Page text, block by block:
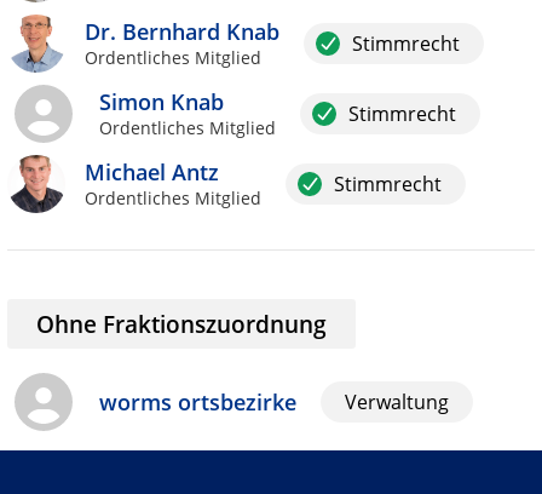
Dr. Bernhard Knab
Ordentliches Mitglied
Stimmrecht
Simon Knab
Ordentliches Mitglied
Stimmrecht
Michael Antz
Ordentliches Mitglied
Stimmrecht
Ohne Fraktionszuordnung
worms ortsbezirke Verwaltung